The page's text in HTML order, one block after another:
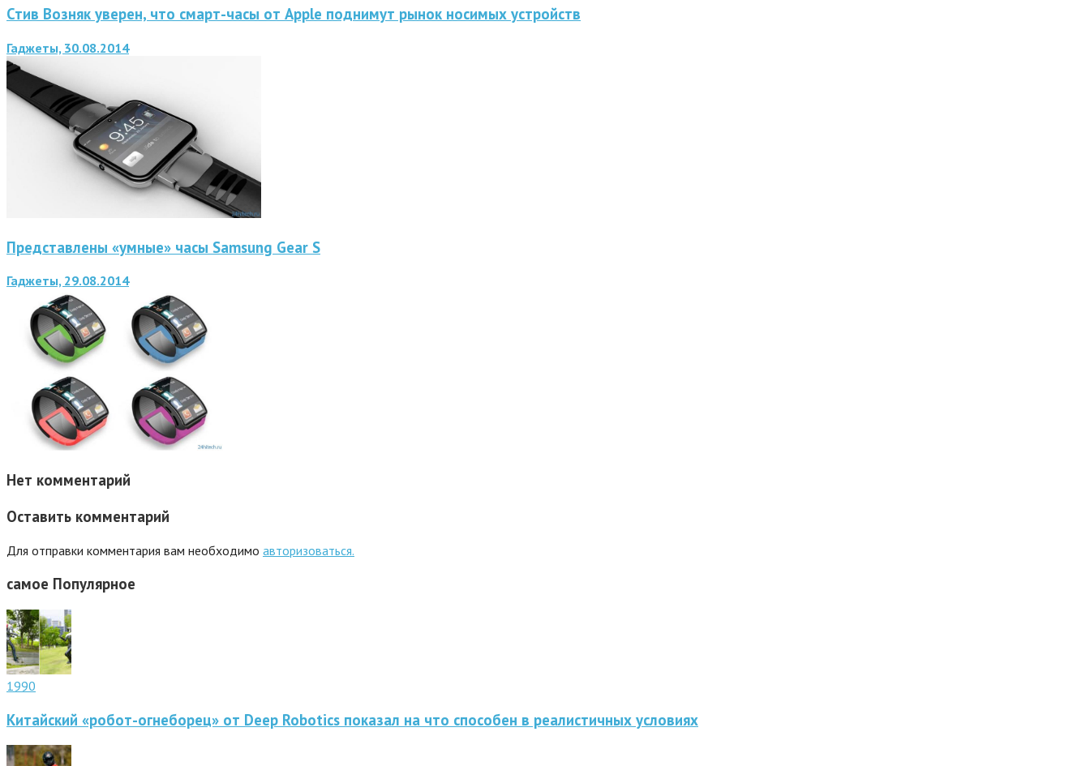
Стив Возняк уверен, что смарт-часы от Apple поднимут рынок носимых устройств
Гаджеты, 30.08.2014
Представлены «умные» часы Samsung Gear S
Гаджеты, 29.08.2014
Нет комментарий
Оставить комментарий
Для отправки комментария вам необходимо авторизоваться.
самое Популярное
1990
Китайский «робот-огнеборец» от Deep Robotics показал на что способен в реалистичных условиях